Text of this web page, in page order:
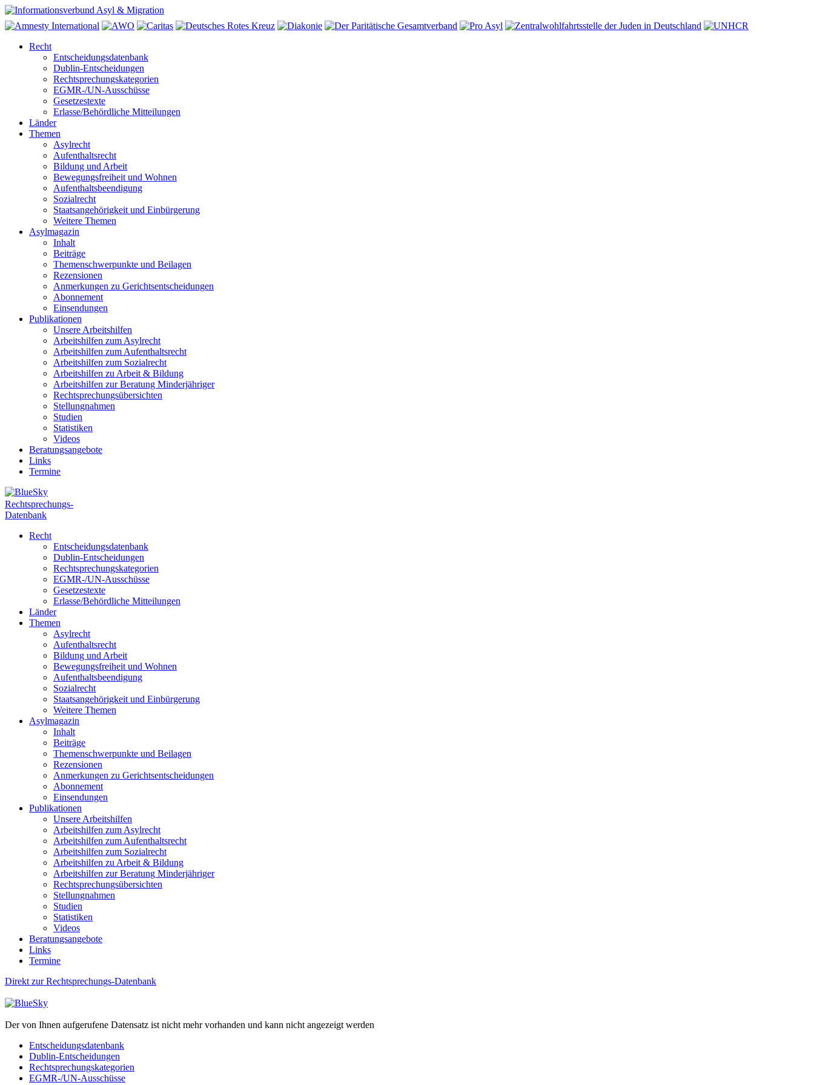
Recht
Entscheidungsdatenbank
Dublin-Entscheidungen
Rechtsprechungskategorien
EGMR-/UN-Ausschüsse
Gesetzestexte
Erlasse/Behördliche Mitteilungen
Länder
Themen
Asylrecht
Aufenthaltsrecht
Bildung und Arbeit
Bewegungsfreiheit und Wohnen
Aufenthaltsbeendigung
Sozialrecht
Staatsangehörigkeit und Einbürgerung
Weitere Themen
Asylmagazin
Inhalt
Beiträge
Themenschwerpunkte und Beilagen
Rezensionen
Anmerkungen zu Gerichtsentscheidungen
Abonnement
Einsendungen
Publikationen
Unsere Arbeitshilfen
Arbeitshilfen zum Asylrecht
Arbeitshilfen zum Aufenthaltsrecht
Arbeitshilfen zum Sozialrecht
Arbeitshilfen zu Arbeit & Bildung
Arbeitshilfen zur Beratung Minderjähriger
Rechtsprechungsübersichten
Stellungnahmen
Studien
Statistiken
Videos
Beratungsangebote
Links
Termine
Rechtsprechungs-
Datenbank
Recht
Entscheidungsdatenbank
Dublin-Entscheidungen
Rechtsprechungskategorien
EGMR-/UN-Ausschüsse
Gesetzestexte
Erlasse/Behördliche Mitteilungen
Länder
Themen
Asylrecht
Aufenthaltsrecht
Bildung und Arbeit
Bewegungsfreiheit und Wohnen
Aufenthaltsbeendigung
Sozialrecht
Staatsangehörigkeit und Einbürgerung
Weitere Themen
Asylmagazin
Inhalt
Beiträge
Themenschwerpunkte und Beilagen
Rezensionen
Anmerkungen zu Gerichtsentscheidungen
Abonnement
Einsendungen
Publikationen
Unsere Arbeitshilfen
Arbeitshilfen zum Asylrecht
Arbeitshilfen zum Aufenthaltsrecht
Arbeitshilfen zum Sozialrecht
Arbeitshilfen zu Arbeit & Bildung
Arbeitshilfen zur Beratung Minderjähriger
Rechtsprechungsübersichten
Stellungnahmen
Studien
Statistiken
Videos
Beratungsangebote
Links
Termine
Direkt zur Rechtsprechungs-Datenbank
Der von Ihnen aufgerufene Datensatz ist nicht mehr vorhanden und kann nicht angezeigt werden
Entscheidungsdatenbank
Dublin-Entscheidungen
Rechtsprechungskategorien
EGMR-/UN-Ausschüsse